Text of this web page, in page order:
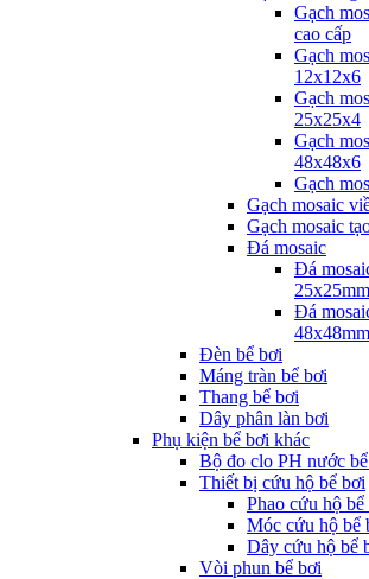
Gạch
cao cấp
Gạch
12x12x6
Gạch
25x25x4
Gạch
48x48x6
Gạch
Gạch mosaic
Gạch mosaic
Đá mosaic
Đá
25x25mm
Đá
48x48mm
Đèn bể bơi
Máng tràn bể bơi
Thang bể bơi
Dây phân làn bơi
Phụ kiện bể bơi khác
Bộ đo clo PH nước
Thiết bị cứu hộ bể bơi
Phao cứu hộ bể
Móc cứu hộ bể
Dây cứu hộ bể
Vòi phun bể bơi